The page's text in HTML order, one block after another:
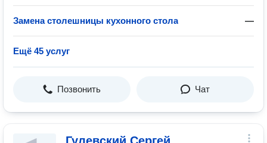
Замена столешницы кухонного стола —
Ещё 45 услуг
Позвонить Чат